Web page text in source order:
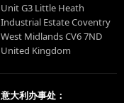
Unit G3 Little Heath
Industrial Estate Coventry
West Midlands CV6 7ND
United Kingdom
意大利办事处：